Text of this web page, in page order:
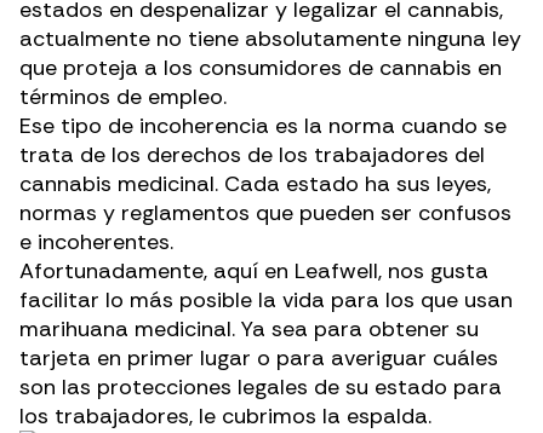
estados en despenalizar y legalizar el cannabis,
actualmente no tiene absolutamente ninguna ley
que proteja a los consumidores de cannabis en
términos de empleo.
Ese tipo de incoherencia es la norma cuando se
trata de los derechos de los trabajadores del
cannabis medicinal. Cada estado ha sus leyes,
normas y reglamentos que pueden ser confusos
e incoherentes.
Afortunadamente, aquí en Leafwell, nos gusta
facilitar lo más posible la vida para los que usan
marihuana medicinal. Ya sea para obtener su
tarjeta en primer lugar o para averiguar cuáles
son las protecciones legales de su estado para
los trabajadores, le cubrimos la espalda.